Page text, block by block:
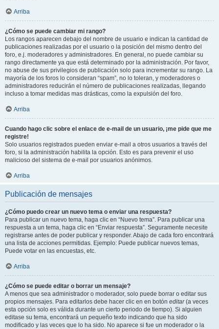
Arriba
¿Cómo se puede cambiar mi rango?
Los rangos aparecen debajo del nombre de usuario e indican la cantidad de
publicaciones realizadas por el usuario o la posición del mismo dentro del
foro, e.j. moderadores y administradores. En general, no puede cambiar su
rango directamente ya que está determinado por la administración. Por favor,
no abuse de sus privilegios de publicación solo para incrementar su rango. La
mayoría de los foros lo consideran “spam”, no lo toleran, y moderadores o
administradores reducirán el número de publicaciones realizadas, llegando
incluso a tomar medidas mas drásticas, como la expulsión del foro.
Arriba
Cuando hago clic sobre el enlace de e-mail de un usuario, ¡me pide que me
registre!
Solo usuarios registrados pueden enviar e-mail a otros usuarios a través del
foro, si la administración habilita la opción. Esto es para prevenir el uso
malicioso del sistema de e-mail por usuarios anónimos.
Arriba
Publicación de mensajes
¿Cómo puedo crear un nuevo tema o enviar una respuesta?
Para publicar un nuevo tema, haga clic en “Nuevo tema”. Para publicar una
respuesta a un tema, haga clic en “Enviar respuesta”. Seguramente necesite
registrarse antes de poder publicar y responder. Abajo de cada foro encontrará
una lista de acciones permitidas. Ejemplo: Puede publicar nuevos temas,
Puede votar en las encuestas, etc.
Arriba
¿Cómo se puede editar o borrar un mensaje?
A menos que sea administrador o moderador, solo puede borrar o editar sus
propios mensajes. Para editarlos debe hacer clic en en botón editar(a veces
esta opción solo es válida durante un cierto periodo de tiempo). Si alguien
editase su tema, encontrará un pequeño texto indicando que ha sido
modificado y las veces que lo ha sido. No aparece si fue un moderador o la